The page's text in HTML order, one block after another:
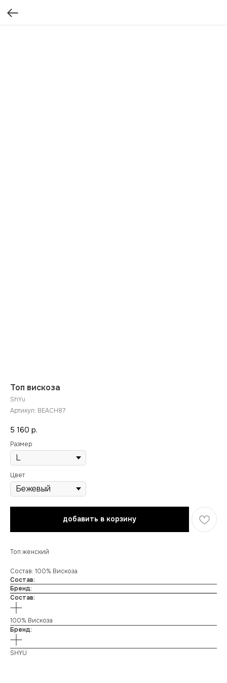
Топ вискоза
ShYu
Артикул: BEACH87
5 160 р.
Размер
Цвет
добавить в корзину
Топ женский
Состав: 100% Вискоза
Состав:
Бренд:
Состав:
100% Вискоза
Бренд:
SHYU